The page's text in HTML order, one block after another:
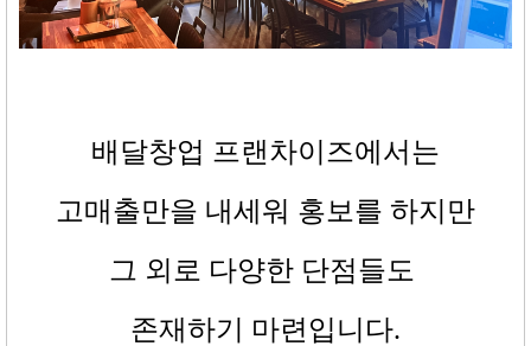
배달창업 프랜차이즈에서는
고매출만을 내세워 홍보를 하지만
그 외로 다양한 단점들도
존재하기 마련입니다.